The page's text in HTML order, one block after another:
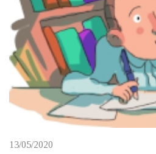
13/05/2020